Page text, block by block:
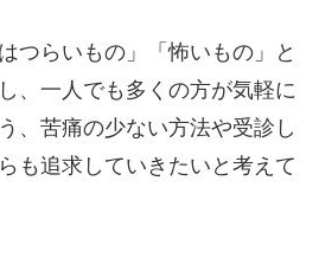
つらいもの」「怖いもの」と
、一人でも多くの方が気軽に
、苦痛の少ない方法や受診し
も追求していきたいと考えて